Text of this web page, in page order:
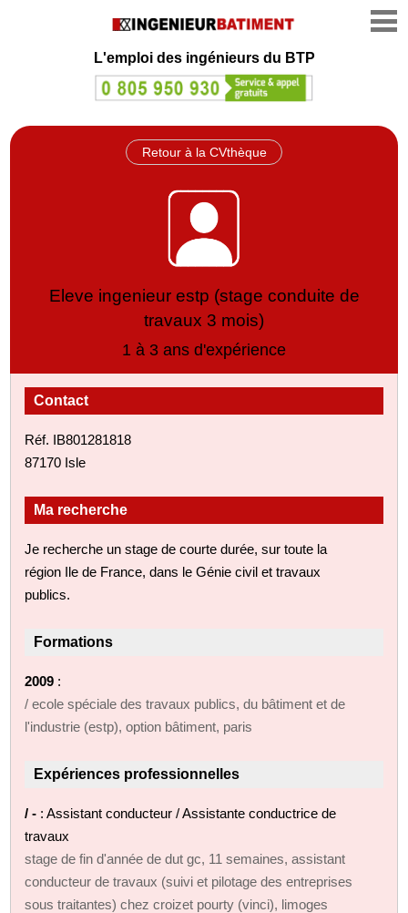
L'emploi des ingénieurs du BTP
Retour à la CVthèque
Eleve ingenieur estp (stage conduite de
travaux 3 mois)
1 à 3 ans d'expérience
Contact
Réf. IB801281818
87170 Isle
Ma recherche
Je recherche un stage de courte durée, sur toute la
région Ile de France, dans le Génie civil et travaux
publics.
Formations
2009 :
/ ecole spéciale des travaux publics, du bâtiment et de
l'industrie (estp), option bâtiment, paris
Expériences professionnelles
/ - : Assistant conducteur / Assistante conductrice de
travaux
stage de fin d'année de dut gc, 11 semaines, assistant
conducteur de travaux (suivi et pilotage des entreprises
sous traitantes) chez croizet pourty (vinci), limoges